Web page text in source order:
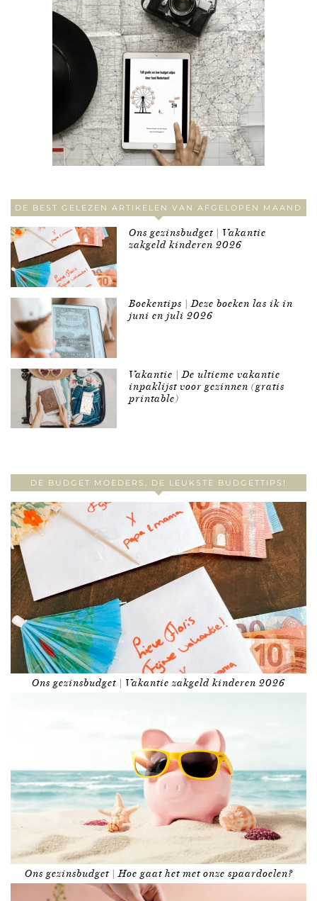
DE BEST GELEZEN ARTIKELEN VAN AFGELOPEN MAAND
Ons gezinsbudget | Vakantie
zakgeld kinderen 2026
Boekentips | Deze boeken las ik in
juni en juli 2026
Vakantie | De ultieme vakantie
inpaklijst voor gezinnen (gratis
printable)
DE BUDGET MOEDERS, DE LEUKSTE BUDGETTIPS!
Ons gezinsbudget | Vakantie zakgeld kinderen 2026
Ons gezinsbudget | Hoe gaat het met onze spaardoelen?